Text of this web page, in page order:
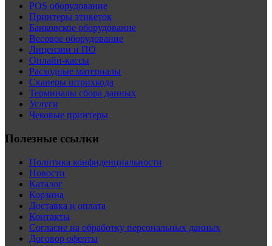
POS оборудование
Принтеры этикеток
Банковское оборудование
Весовое оборудование
Лицензии и ПО
Онлайн-кассы
Расходные материалы
Сканеры штрихкода
Терминалы сбора данных
Услуги
Чековые принтеры
Полезные ссылки
Политика конфиденциальности
Новости
Каталог
Корзина
Доставка и оплата
Контакты
Согласие на обработку персональных данных
Договор оферты